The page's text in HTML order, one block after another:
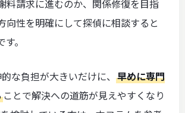
料請求に進むのか、関係修復を目指
向性を明確にして探偵に相談すると
。
な負担が大きいだけに、 早めに専門
ことで解決への道筋が見えやすくなり